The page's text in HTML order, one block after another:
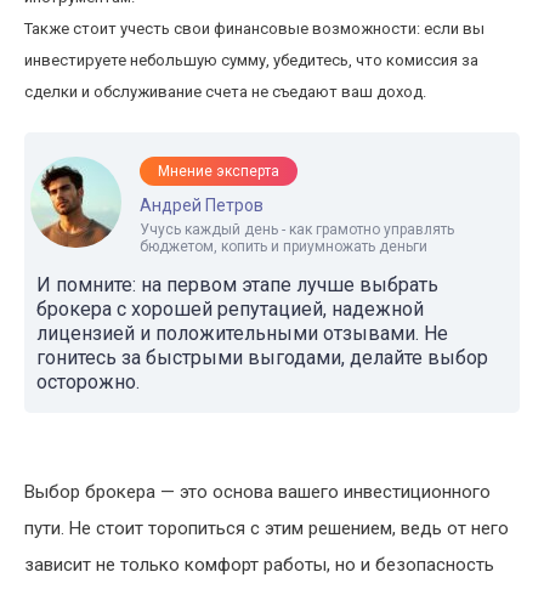
Также стоит учесть свои финансовые возможности: если вы
инвестируете небольшую сумму, убедитесь, что комиссия за
сделки и обслуживание счета не съедают ваш доход.
Мнение эксперта
Андрей Петров
Учусь каждый день - как грамотно управлять
бюджетом, копить и приумножать деньги
И помните: на первом этапе лучше выбрать
брокера с хорошей репутацией, надежной
лицензией и положительными отзывами. Не
гонитесь за быстрыми выгодами, делайте выбор
осторожно.
Выбор брокера — это основа вашего инвестиционного
пути. Не стоит торопиться с этим решением, ведь от него
зависит не только комфорт работы, но и безопасность